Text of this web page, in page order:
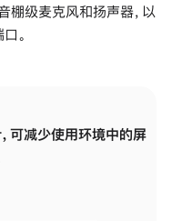
级麦克风和扬声器，以
。
可减少使用环境中的屏